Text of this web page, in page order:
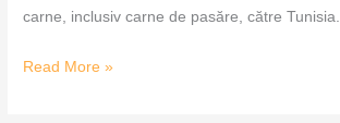
carne, inclusiv carne de pasăre, către Tunisia.
Read More »